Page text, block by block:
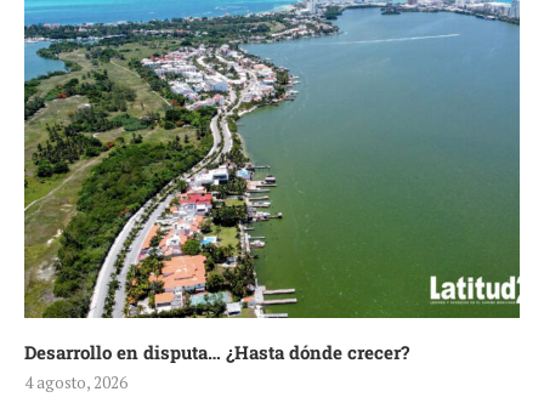
Desarrollo en disputa… ¿Hasta dónde crecer?
4 agosto, 2026